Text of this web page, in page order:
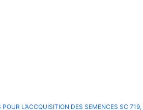
POUR L’ACCQUISITION DES SEMENCES SC